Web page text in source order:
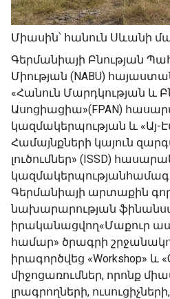
Միասին՝ հանուն Սևանի
Գերմանիայի Բնության
Միության (NABU)
«Հանուն Մարդկության և
Ասոցիացիա»(FPAN)
կազմակերպության և «Այ-
Համայնքների կայուն
լուծումներ» (ISSD)
Գերմանիայի արտաքին
նախարարության
իրականացվող«Մաքուր
համար» ծրագրի
իրագործվեց «Workshop» և
միջոցառումներ, որոնք
լրագրողների,